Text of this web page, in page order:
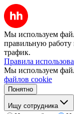
Мы используем
правильную работу
трафик.
Правила
Мы используем
файлов cookie
Понятно
Ищу сотрудника